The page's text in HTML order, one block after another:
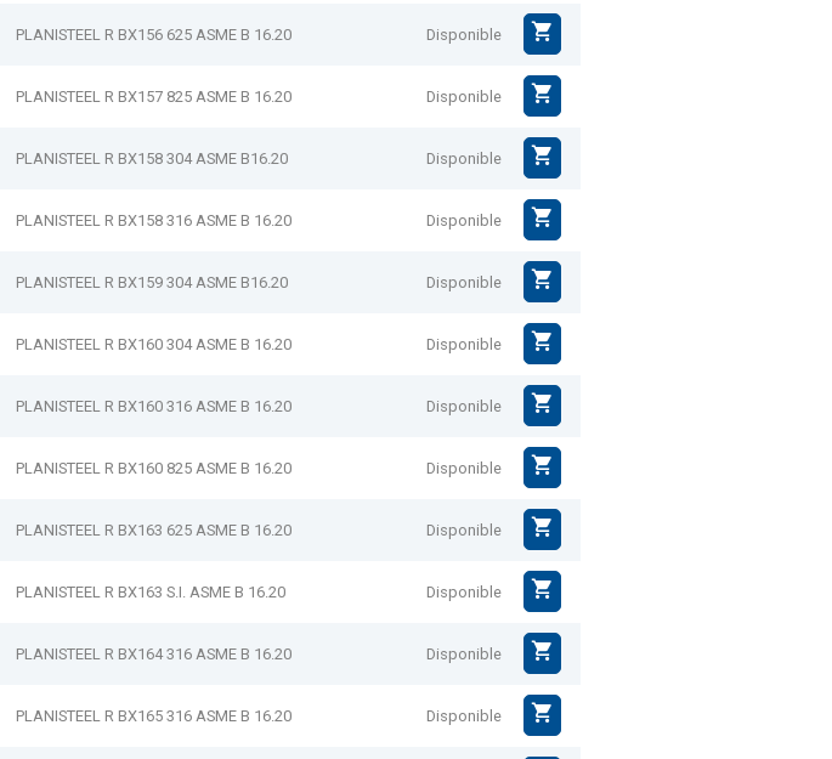
PLANISTEEL R BX156 625 ASME B 16.20 Disponible
PLANISTEEL R BX157 825 ASME B 16.20 Disponible
PLANISTEEL R BX158 304 ASME B16.20 Disponible
PLANISTEEL R BX158 316 ASME B 16.20 Disponible
PLANISTEEL R BX159 304 ASME B16.20 Disponible
PLANISTEEL R BX160 304 ASME B 16.20 Disponible
PLANISTEEL R BX160 316 ASME B 16.20 Disponible
PLANISTEEL R BX160 825 ASME B 16.20 Disponible
PLANISTEEL R BX163 625 ASME B 16.20 Disponible
PLANISTEEL R BX163 S.I. ASME B 16.20 Disponible
PLANISTEEL R BX164 316 ASME B 16.20 Disponible
PLANISTEEL R BX165 316 ASME B 16.20 Disponible